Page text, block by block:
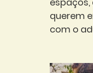
querem
com o